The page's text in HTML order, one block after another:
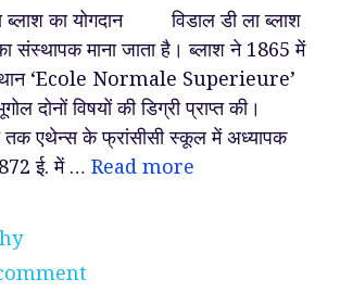
ब्लाश का योगदान विडाल डी ला ब्लाश
संस्थापक माना जाता है। ब्लाश ने 1865 में
‘Ecole Normale Superieure’
दोनों विषयों की डिग्री प्राप्त की।
एथेन्स के फ्रांसीसी स्कूल में अध्यापक
ई. में … Read more